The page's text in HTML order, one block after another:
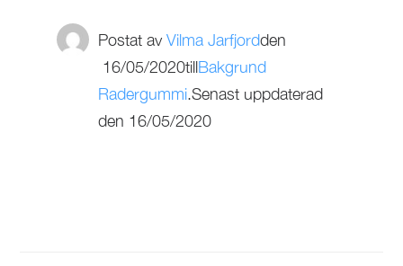
Postat av Vilma Jarfjordden
16/05/2020tillBakgrund
Radergummi.Senast uppdaterad
den 16/05/2020